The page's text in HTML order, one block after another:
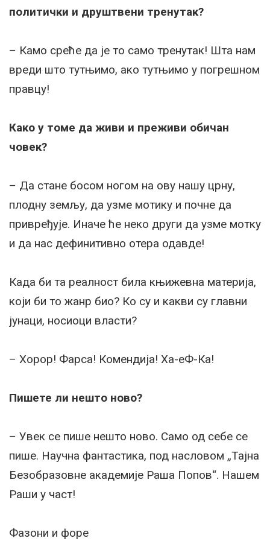
политички и друштвени тренутак?
– Камо среће да је то само тренутак! Шта нам
вреди што тутњимо, ако тутњимо у погрешном
правцу!
Како у томе да живи и преживи обичан
човек?
– Да стане босом ногом на ову нашу црну,
плодну земљу, да узме мотику и почне да
привређује. Иначе ће неко други да узме мотку
и да нас дефинитивно отера одавде!
Када би та реалност била књижевна материја,
који би то жанр био? Ко су и какви су главни
јунаци, носиоци власти?
– Хорор! Фарса! Комендија! Ха-еФ-Ка!
Пишете ли нешто ново?
– Увек се пише нешто ново. Само од себе се
пише. Научна фантастика, под насловом „Тајна
Безобразовне академије Раша Попов“. Нашем
Раши у част!
Фазони и форе